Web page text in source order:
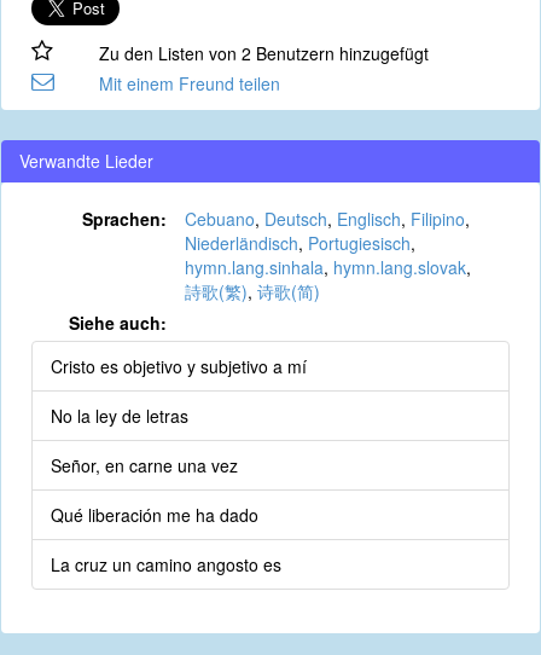
Zu den Listen von 2 Benutzern hinzugefügt
Mit einem Freund teilen
Verwandte Lieder
Sprachen: Cebuano, Deutsch, Englisch, Filipino,
Niederländisch, Portugiesisch,
hymn.lang.sinhala, hymn.lang.slovak,
詩歌(繁), 诗歌(简)
Siehe auch:
Cristo es objetivo y subjetivo a mí
No la ley de letras
Señor, en carne una vez
Qué liberación me ha dado
La cruz un camino angosto es